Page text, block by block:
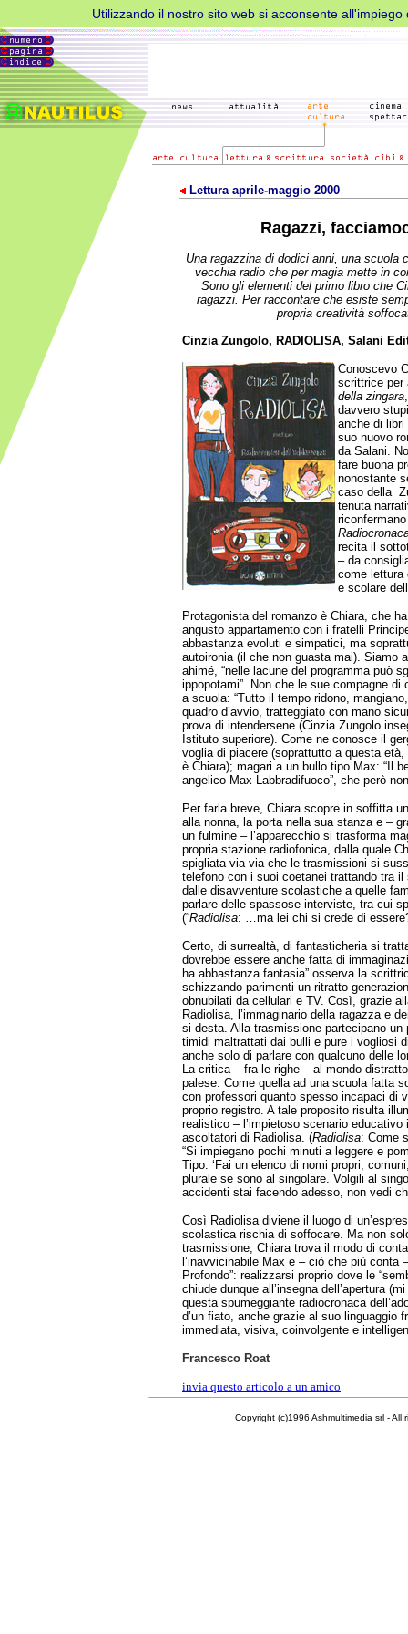
Utilizzando il nostro sito web si acconsente
Lettura aprile-maggio 2000
Ragazzi,
Una ragazzina di dodici anni, una scuola
vecchia radio che per magia mette in
Sono gli elementi del primo libro che
ragazzi. Per raccontare che esiste
propria creatività
Cinzia Zungolo, RADIOLISA, Salani
Conoscevo
scrittrice per
della zingara
davvero
anche di
suo nuovo
da Salani.
fare buona
nonostante
caso della
tenuta
recita il
– da
come lettura
e scolare
Protagonista del romanzo è Chiara, che
angusto appartamento con i fratelli
abbastanza evoluti e simpatici, ma
autoironia (il che non guasta mai). Siamo
ahimé, “nelle lacune del programma può
ippopotami”. Non che le sue compagne
a scuola: “Tutto il tempo ridono,
quadro d’avvio, tratteggiato con mano
prova di intendersene (Cinzia Zungolo
Istituto superiore). Come ne conosce il
voglia di piacere (soprattutto a questa
è Chiara); magari a un bullo tipo Max: “Il
angelico Max Labbradifuoco”, che però
Per farla breve, Chiara scopre in soffitta
alla nonna, la porta nella sua stanza e –
un fulmine – l’apparecchio si trasforma
propria stazione radiofonica, dalla quale
spigliata via via che le trasmissioni si
telefono con i suoi coetanei trattando tra
dalle disavventure scolastiche a quelle
parlare delle spassose interviste, tra cui
(“Radiolisa: …ma lei chi si crede di
Certo, di surrealtà, di fantasticheria si
dovrebbe essere anche fatta di
ha abbastanza fantasia” osserva la
schizzando parimenti un ritratto
obnubilati da cellulari e TV. Così, grazie
Radiolisa, l’immaginario della ragazza e
si desta. Alla trasmissione partecipano un
timidi maltrattati dai bulli e pure i vogliosi
anche solo di parlare con qualcuno delle
La critica – fra le righe – al mondo
palese. Come quella ad una scuola fatta
con professori quanto spesso incapaci di
proprio registro. A tale proposito risulta
realistico – l’impietoso scenario
ascoltatori di Radiolisa. (Radiolisa: Come
“Si impiegano pochi minuti a leggere e
Tipo: ‘Fai un elenco di nomi propri,
plurale se sono al singolare. Volgili al
accidenti stai facendo adesso, non vedi
Così Radiolisa diviene il luogo di
scolastica rischia di soffocare. Ma non
trasmissione, Chiara trova il modo di
l’inavvicinabile Max e – ciò che più conta
Profondo”: realizzarsi proprio dove le
chiude dunque all’insegna dell’apertura
questa spumeggiante radiocronaca
d’un fiato, anche grazie al suo linguaggio
immediata, visiva, coinvolgente e
Francesco Roat
invia questo articolo a un amico
Copyright (c)1996 Ashmultimedia srl - All